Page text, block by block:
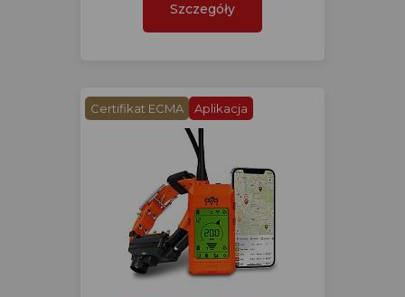
Szczegóły
Certifikat ECMA Aplikacja